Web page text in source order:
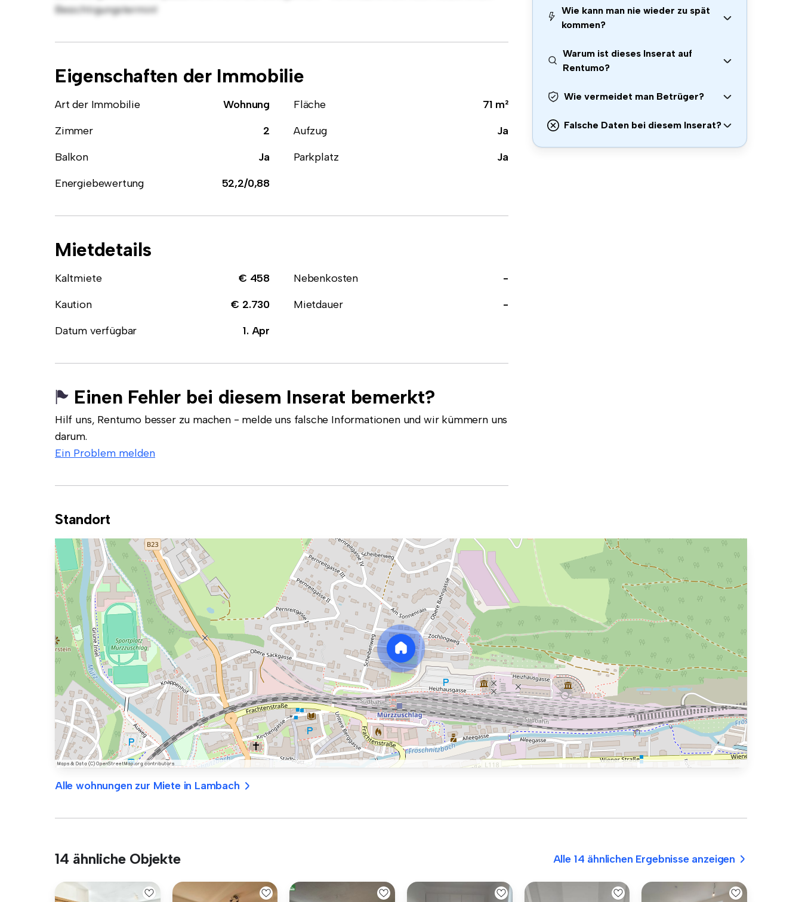
Besichtigungstermin!
Eigenschaften der Immobilie
Art der Immobilie Wohnung Fläche
71 m²
Zimmer
2 Aufzug
Ja
Balkon
Ja Parkplatz
Ja
Energiebewertung
52,2/0,88
Mietdetails
Kaltmiete € 458 Nebenkosten
-
Kaution
€ 2.730 Mietdauer
-
Datum verfügbar
1. Apr
Einen Fehler bei diesem Inserat bemerkt?
Hilf uns, Rentumo besser zu machen - melde uns falsche Informationen und wir kümmern uns
darum.
Ein Problem melden
Wie kann man nie wieder zu spät
kommen?
Warum ist dieses Inserat auf
Rentumo?
Wie vermeidet man Betrüger?
Falsche Daten bei diesem Inserat?
Standort
Alle wohnungen zur Miete in Lambach
14 ähnliche Objekte Alle 14 ähnlichen Ergebnisse anzeigen